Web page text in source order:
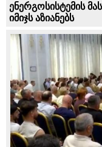
ენერგოსისტემის
იმიჯს აზიანებს